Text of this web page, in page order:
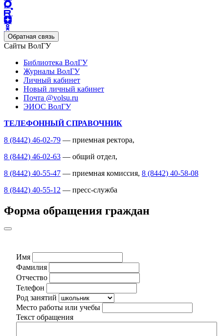
Обратная связь
Сайты ВолГУ
Библиотека ВолГУ
Журналы ВолГУ
Личный кабинет
Новый личный кабинет
Почта @volsu.ru
ЭИОС ВолГУ
ТЕЛЕФОННЫЙ СПРАВОЧНИК
8 (8442) 46-02-79 — приемная ректора,
8 (8442) 46-02-63 — общий отдел,
8 (8442) 40-55-47 — приемная комиссия, 8 (8442) 40-58-08
8 (8442) 40-55-12 — пресс-служба
Форма обращения граждан
Имя
Фамилия
Отчество
Телефон
Род занятий
Место работы или учебы
Текст обращения